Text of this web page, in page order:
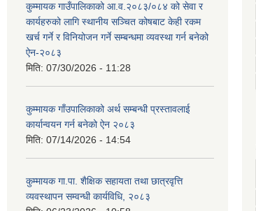
कुम्मायक गाउँपालिकाको आ.व.२०८३/०८४ को सेवा र
कार्यहरुको लागि स्थानीय सञ्चित कोषबाट केही रकम
खर्च गर्ने र विनियोजन गर्ने सम्बन्धमा व्यवस्था गर्न बनेको
ऐन-२०८३
मिति: 07/30/2026 - 11:28
कुम्मायक गाँउपालिकाको अर्थ सम्बन्धी प्रस्तावलाई
कार्यान्वयन गर्न बनेको ऐन २०८३
मिति: 07/14/2026 - 14:54
कुम्मायक गा.पा. शैक्षिक सहायता तथा छात्रवृत्ति
व्यवस्थापन सम्वन्धी कार्यविधि, २०८३